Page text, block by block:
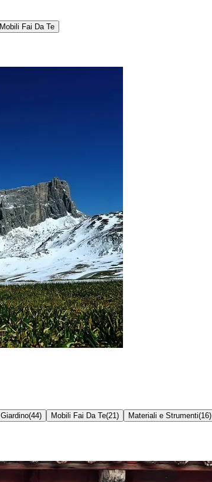
Mobili Fai Da Te
Giardino(44) Mobili Fai Da Te(21 ) Materiali e Strumenti(16)